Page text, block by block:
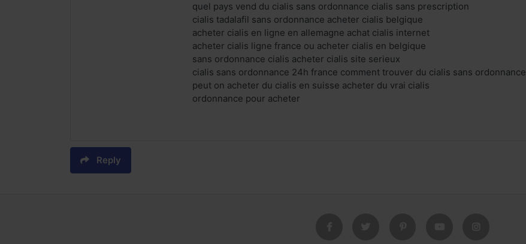
quel pays vend du cialis sans ordonnance cialis sans prescription
cialis tadalafil sans ordonnance acheter cialis belgique
acheter cialis en ligne en allemagne achat cialis internet
acheter cialis ligne france ou acheter cialis en belgique
sans ordonnance cialis acheter cialis site serieux
cialis sans ordonnance 24h france comment trouver du cialis sans ordonnance
peut on acheter du cialis en suisse acheter du vrai cialis
ordonnance pour acheter
Reply